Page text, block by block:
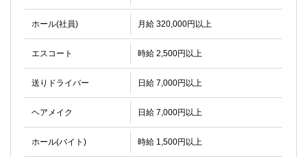
ホール(社員) 月給 320,000円以上
エスコート 時給 2,500円以上
送りドライバー 日給 7,000円以上
ヘアメイク 日給 7,000円以上
ホール(バイト) 時給 1,500円以上